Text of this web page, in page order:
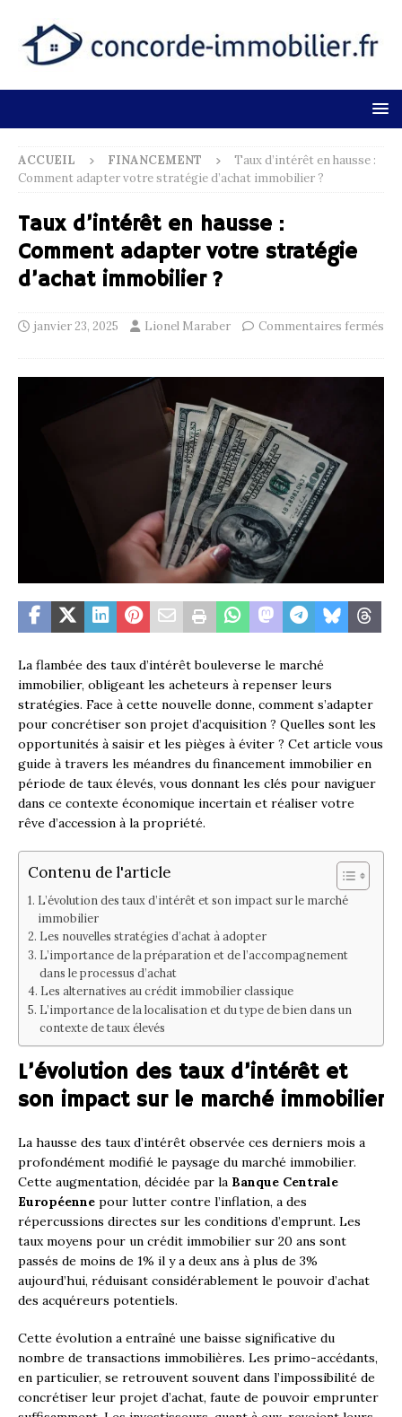
ACCUEIL FINANCEMENT
Taux d’intérêt en hausse :
Comment adapter votre stratégie d’achat immobilier ?
Taux d’intérêt en hausse :
Comment adapter votre stratégie
d’achat immobilier ?
janvier 23, 2025 Lionel Maraber Commentaires fermés
La flambée des taux d’intérêt bouleverse le marché
immobilier, obligeant les acheteurs à repenser leurs
stratégies. Face à cette nouvelle donne, comment s’adapter
pour concrétiser son projet d’acquisition ? Quelles sont les
opportunités à saisir et les pièges à éviter ? Cet article vous
guide à travers les méandres du financement immobilier en
période de taux élevés, vous donnant les clés pour naviguer
dans ce contexte économique incertain et réaliser votre
rêve d’accession à la propriété.
Contenu de l'article
L’évolution des taux d’intérêt et son impact sur le marché
immobilier
Les nouvelles stratégies d’achat à adopter
L’importance de la préparation et de l’accompagnement
dans le processus d’achat
Les alternatives au crédit immobilier classique
L’importance de la localisation et du type de bien dans un
contexte de taux élevés
L’évolution des taux d’intérêt et
son impact sur le marché immobilier
La hausse des taux d’intérêt observée ces derniers mois a
profondément modifié le paysage du marché immobilier.
Cette augmentation, décidée par la Banque Centrale
Européenne pour lutter contre l’inflation, a des
répercussions directes sur les conditions d’emprunt. Les
taux moyens pour un crédit immobilier sur 20 ans sont
passés de moins de 1% il y a deux ans à plus de 3%
aujourd’hui, réduisant considérablement le pouvoir d’achat
des acquéreurs potentiels.
Cette évolution a entraîné une baisse significative du
nombre de transactions immobilières. Les primo-accédants,
en particulier, se retrouvent souvent dans l’impossibilité de
concrétiser leur projet d’achat, faute de pouvoir emprunter